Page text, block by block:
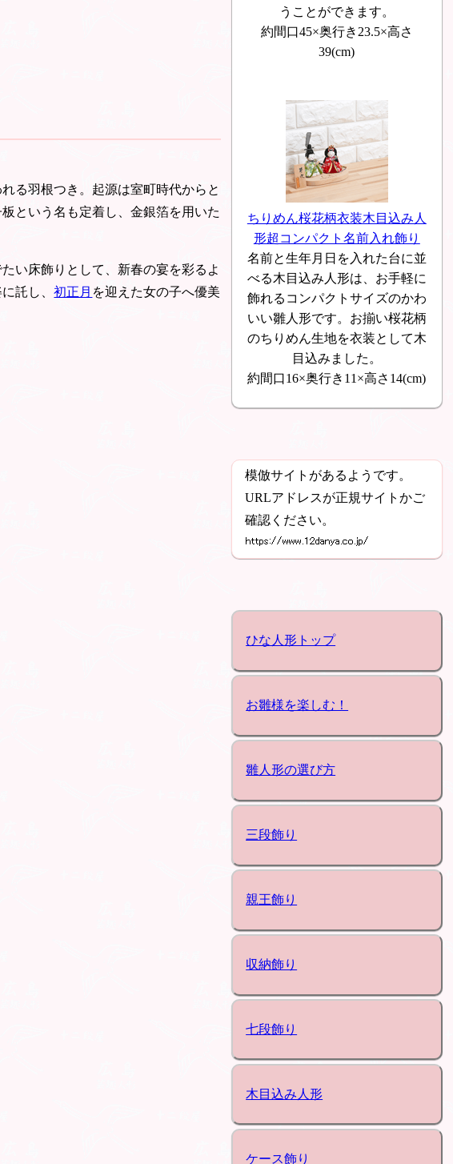
る羽根つき。起源は室町時代からと
という名も定着し、金銀箔を用いた
い床飾りとして、新春の宴を彩るよ
託し、初正月 を迎えた女の子へ優美
うことができます。
約間口45×奥行き23.5×高さ
39(cm)
ちりめん桜花柄衣装木目込み人
形超コンパクト名前入れ飾り
名前と生年月日を入れた台に並
べる木目込み人形は、お手軽に
飾れるコンパクトサイズのかわ
いい雛人形です。お揃い桜花柄
のちりめん生地を衣装として木
目込みました。
約間口16×奥行き11×高さ14(cm)
模倣サイトがあるようです。
URLアドレスが正規サイトかご
確認ください。
ひな人形トップ
お雛様を楽しむ！
雛人形の選び方
三段飾り
親王飾り
収納飾り
七段飾り
木目込み人形
ケース飾り